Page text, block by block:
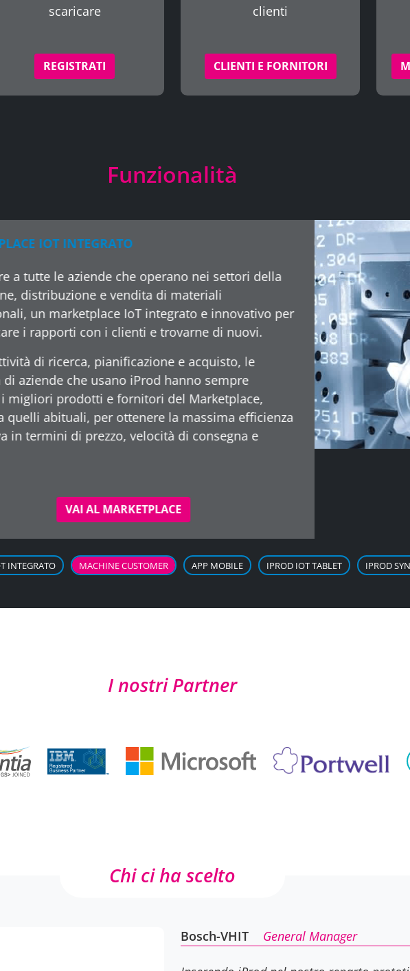
scaricare
REGISTRATI
clienti
CLIENTI E FORNITORI
Funzionalità
MACHINE CUSTOMER
Risparmia tempo e denaro nella
straordinaria
accessori, ricambi, consumabili e
macchina l’acquisto automatico del
produttivo, in base ai piani di
e controllati dalla piattaforma iProd,
equipaggiato con un sistema
o sensori digitali e interconnesso
INTEGRATO
Inserendo iProd nel nostro reparto
partiva già con ottime basi come noi.